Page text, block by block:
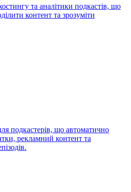
та аналітики подкастів, що
контент та зрозуміти
подкастерів, що автоматично
рекламний контент та